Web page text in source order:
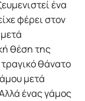
ένα
φέρει στον
θέση της
θάνατο
µετά
ένας γάµος